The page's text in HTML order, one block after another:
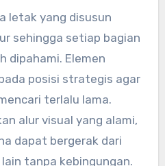
letak yang disusun
sehingga setiap bagian
dipahami. Elemen
posisi strategis agar
terlalu lama.
alur visual yang alami,
dapat bergerak dari
tanpa kebingungan.